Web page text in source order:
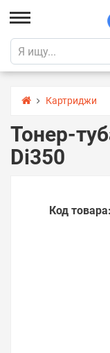
Картриджи
Тонер-
Di350
Код товара: